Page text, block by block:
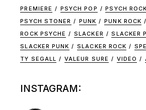
PREMIERE
PSYCH POP
PSYCH ROCK
PSYCH STONER
PUNK PUNK ROCK
ROCK PSYCHE
SLACKER
SLACKER
SLACKER PUNK
SLACKER ROCK
TY SEGALL
VALEUR SURE VIDEO
INSTAGRAM: